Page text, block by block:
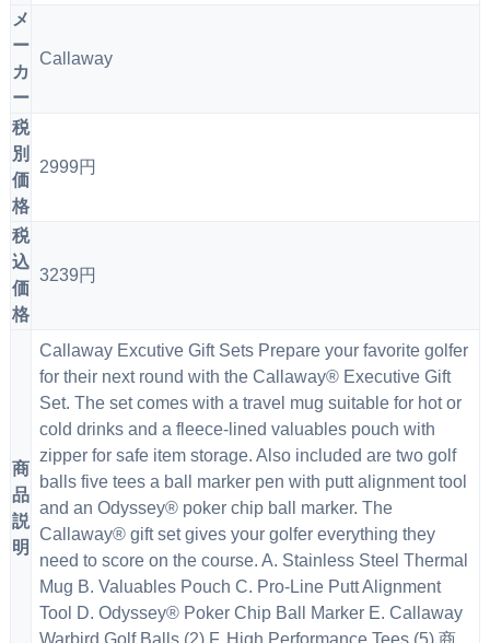
メ
ー
カ
ー
Callaway
税
別
価
格
2999円
税
込
価
格
3239円
商
品
説
明
Callaway Excutive Gift Sets Prepare your favorite golfer
for their next round with the Callaway® Executive Gift
Set. The set comes with a travel mug suitable for hot or
cold drinks and a fleece-lined valuables pouch with
zipper for safe item storage. Also included are two golf
balls five tees a ball marker pen with putt alignment tool
and an Odyssey® poker chip ball marker. The
Callaway® gift set gives your golfer everything they
need to score on the course. A. Stainless Steel Thermal
Mug B. Valuables Pouch C. Pro-Line Putt Alignment
Tool D. Odyssey® Poker Chip Ball Marker E. Callaway
Warbird Golf Balls (2) F. High Performance Tees (5) 商